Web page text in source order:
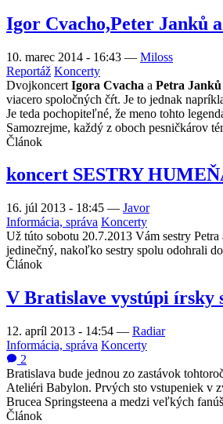
Igor Cvacho,Peter Janků
10. marec 2014 - 16:43 — Miloss
Reportáž Koncerty
Dvojkoncert Igora Cvacha a Petra Janků
viacero spoločných čŕt. Je to jednak
Je teda pochopiteľné, že meno tohto
Samozrejme, každý z oboch pesničkárov
Článok
koncert SESTRY
16. júl 2013 - 18:45 — Javor
Informácia, správa Koncerty
Už túto sobotu 20.7.2013 Vám sestry
jedinečný, nakoľko sestry spolu odohrali
Článok
V Bratislave vystúpi írsky
12. apríl 2013 - 14:54 — Radiar
Informácia, správa Koncerty
2
Bratislava bude jednou zo zastávok
Ateliéri Babylon. Prvých sto vstupeniek v
Brucea Springsteena a medzi veľkých
Článok